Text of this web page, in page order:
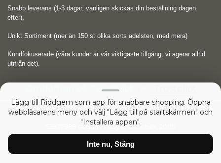
Snabb leverans (1-3 dagar, vanligen skickas din beställning dagen
efter).
Unikt Sortiment (mer än 150 st olika sorts ädelsten, med mera)
Kundfokuserade (våra kunder är vår viktigaste tillgång, vi agerar alltid
utifrån det).
Omdömen på Trustpilot
Copyright © 2026RIDDGEM Diamonds and Gemstones
52927989 sedanFriday 21 October, 2005
Lägg till Riddgem som app för snabbare shopping. Öppna
webbläsarens meny och välj "Lägg till på startskärmen" och
"Installera appen".
Inte nu, Stäng